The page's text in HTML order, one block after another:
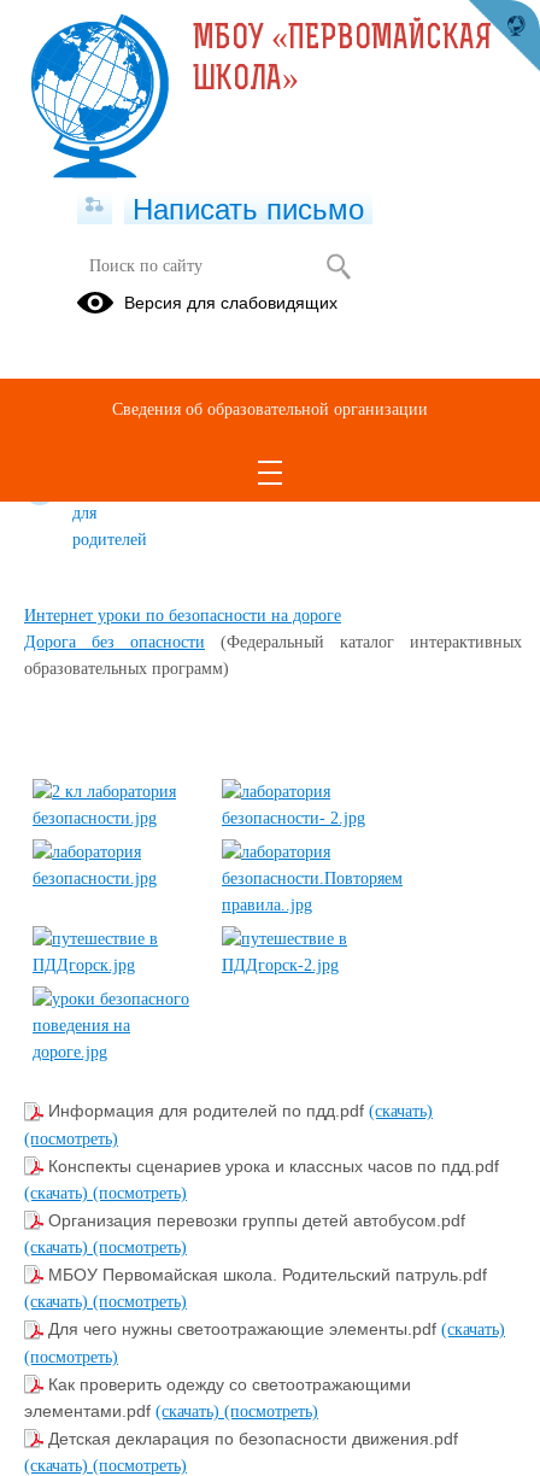
Безопасность дорожного движения
для детей в
для
родителей
Интернет уроки по безопасности на дороге
Дорога без опасности (Федеральный каталог интерактивных
образовательных программ)
Информация для родителей по пдд.pdf (скачать)
(посмотреть)
Конспекты сценариев урока и классных часов по пдд.pdf
(скачать) (посмотреть)
Организация перевозки группы детей автобусом.pdf
(скачать) (посмотреть)
МБОУ Первомайская школа. Родительский патруль.pdf
(скачать) (посмотреть)
Для чего нужны светоотражающие элементы.pdf (скачать)
(посмотреть)
Как проверить одежду со светоотражающими
элементами.pdf (скачать) (посмотреть)
Детская декларация по безопасности движения.pdf
(скачать) (посмотреть)
МБОУ «ПЕРВОМАЙСКАЯ
ШКОЛА»
Написать письмо
Версия для слабовидящих
Сведения об образовательной организации